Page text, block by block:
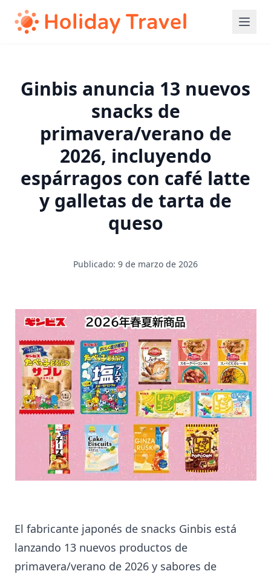
Ginbis anuncia 13 nuevos
snacks de
primavera/verano de
2026, incluyendo
espárragos con café latte
y galletas de tarta de
queso
Publicado: 9 de marzo de 2026
El fabricante japonés de snacks Ginbis está
lanzando 13 nuevos productos de
primavera/verano de 2026 y sabores de